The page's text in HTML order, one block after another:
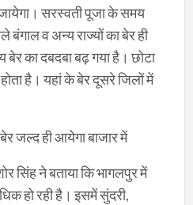
सरस्वती पूजा के समय
व अन्य राज्यों का बेर ही
का दबदबा बढ़ गया है। छोटा
है। यहां के बेर दूसरे जिलों में
जल्द ही आयेगा बाजार में
सिंह ने बताया कि भागलपुर में
हो रही है। इसमें सुंदरी,